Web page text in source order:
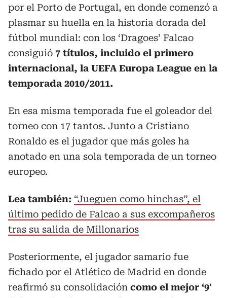
por el Porto de Portugal, en donde comenzó a
plasmar su huella en la historia dorada del
fútbol mundial: con los ‘Dragoes’ Falcao
consiguió 7 títulos, incluido el primero
internacional, la UEFA Europa League en la
temporada 2010/2011.
En esa misma temporada fue el goleador del
torneo con 17 tantos. Junto a Cristiano
Ronaldo es el jugador que más goles ha
anotado en una sola temporada de un torneo
europeo.
Lea también: “Jueguen como hinchas”, el
último pedido de Falcao a sus excompañeros
tras su salida de Millonarios
Posteriormente, el jugador samario fue
fichado por el Atlético de Madrid en donde
reafirmó su consolidación como el mejor ‘9′